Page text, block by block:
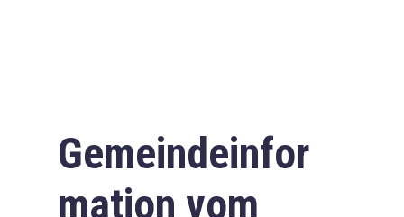
Gemeindeinfor
mation vom